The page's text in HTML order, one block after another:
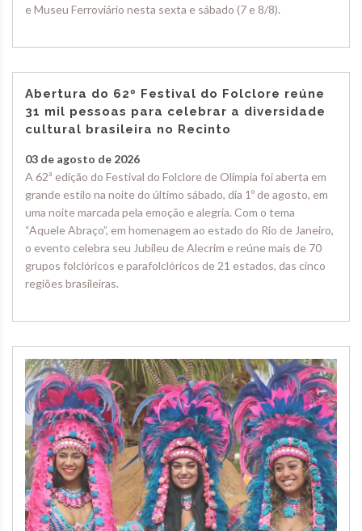
e Museu Ferroviário nesta sexta e sábado (7 e 8/8).
Abertura do 62º Festival do Folclore reúne
31 mil pessoas para celebrar a diversidade
cultural brasileira no Recinto
03 de agosto de 2026
A 62ª edição do Festival do Folclore de Olímpia foi aberta em
grande estilo na noite do último sábado, dia 1º de agosto, em
uma noite marcada pela emoção e alegria. Com o tema
“Aquele Abraço”, em homenagem ao estado do Rio de Janeiro,
o evento celebra seu Jubileu de Alecrim e reúne mais de 70
grupos folclóricos e parafolclóricos de 21 estados, das cinco
regiões brasileiras.